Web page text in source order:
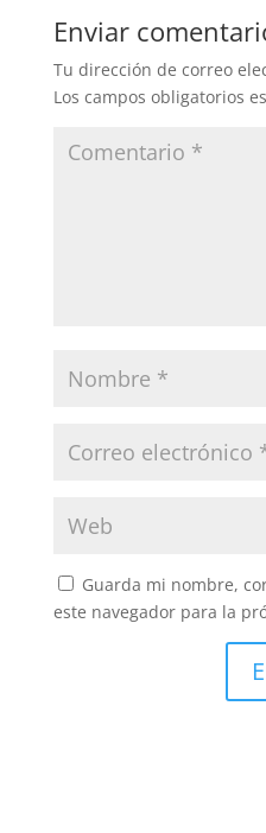
Enviar
Tu dirección de correo
Los campos obligatorios
Guarda mi nombre,
este navegador para la